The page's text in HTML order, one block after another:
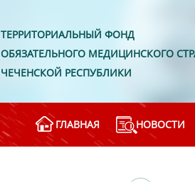
ТЕРРИТОРИАЛЬНЫЙ ФОНД
ОБЯЗАТЕЛЬНОГО МЕДИЦИНСКОГО
ЧЕЧЕНСКОЙ РЕСПУБЛИКИ
ГЛАВНАЯ НОВОСТИ